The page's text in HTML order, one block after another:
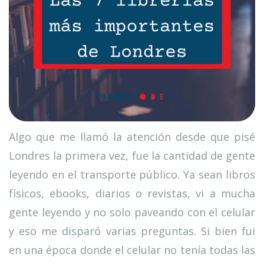
Algo que me llamó la atención desde que pisé
Londres la primera vez, fue la cantidad de gente
leyendo en el transporte público. Ya sean libros
físicos, ebooks, diarios o revistas, vi a mucha
gente leyendo y no solo paveando con el celular
y eso me disparó varias preguntas. Si bien fui
en una época donde el celular no tenía todas las